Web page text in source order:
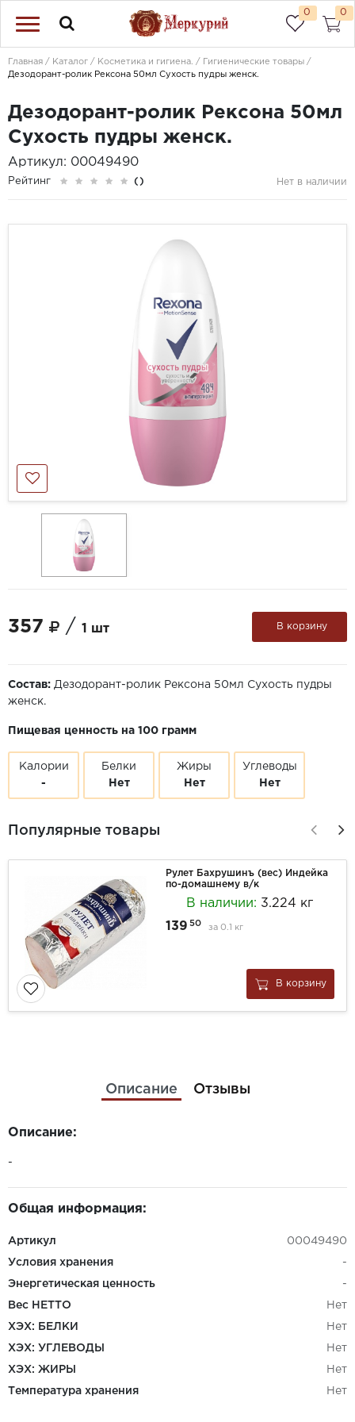
0 0
Главная Каталог Косметика и гигиена.
Гигиенические товары
Дезодорант-ролик Рексона 50мл Сухость пудры женск.
Дезодорант-ролик Рексона 50мл
Сухость пудры женск.
Артикул: 00049490
Рейтинг () Нет в наличии
357 / 1 шт В корзину
Состав: Дезодорант-ролик Рексона 50мл Сухость пудры
женск.
Пищевая ценность на 100 грамм
Калории
-
Белки
Нет
Жиры
Нет
Углеводы
Нет
Популярные товары
Рулет Бахрушинъ (вес) Индейка
по-домашнему в/к
В наличии: 3.224 кг
139 50 за 0.1 кг
В корзину
Описание Отзывы
Описание:
-
Общая информация:
Артикул 00049490
Условия хранения -
Энергетическая ценность -
Вес НЕТТО Нет
ХЭХ: БЕЛКИ Нет
ХЭХ: УГЛЕВОДЫ Нет
ХЭХ: ЖИРЫ Нет
Температура хранения Нет